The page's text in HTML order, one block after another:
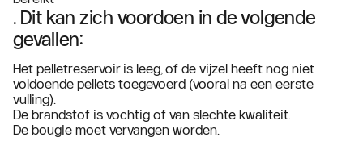
. Dit kan zich voordoen in de volgende
gevallen:
Het pelletreservoir is leeg, of de vijzel heeft nog niet
voldoende pellets toegevoerd (vooral na een eerste
vulling).
De brandstof is vochtig of van slechte kwaliteit.
De bougie moet vervangen worden.